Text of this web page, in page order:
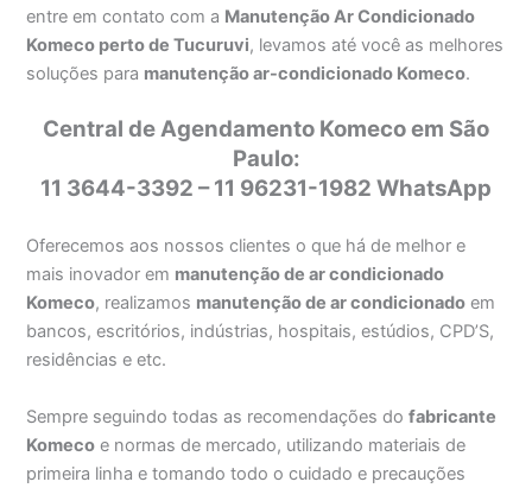
entre em contato com a Manutenção Ar Condicionado
Komeco perto de Tucuruvi, levamos até você as melhores
soluções para manutenção ar-condicionado Komeco.
Central de Agendamento Komeco em São
Paulo:
11 3644-3392 – 11 96231-1982 WhatsApp
Oferecemos aos nossos clientes o que há de melhor e
mais inovador em manutenção de ar condicionado
Komeco, realizamos manutenção de ar condicionado em
bancos, escritórios, indústrias, hospitais, estúdios, CPD’S,
residências e etc.
Sempre seguindo todas as recomendações dofabricante
Komeco e normas de mercado, utilizando materiais de
primeira linha e tomando todo o cuidado e precauções